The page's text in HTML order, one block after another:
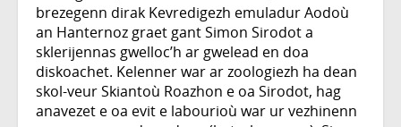
brezegenn dirak Kevredigezh emuladur Aodoù
an Hanternoz graet gant Simon Sirodot a
sklerijennas gwelloc’h ar gwelead en doa
diskoachet. Kelenner war ar zoologiezh ha dean
skol-veur Skiantoù Roazhon e oa Sirodot, hag
anavezet e oa evit e labourioù war ur vezhinenn